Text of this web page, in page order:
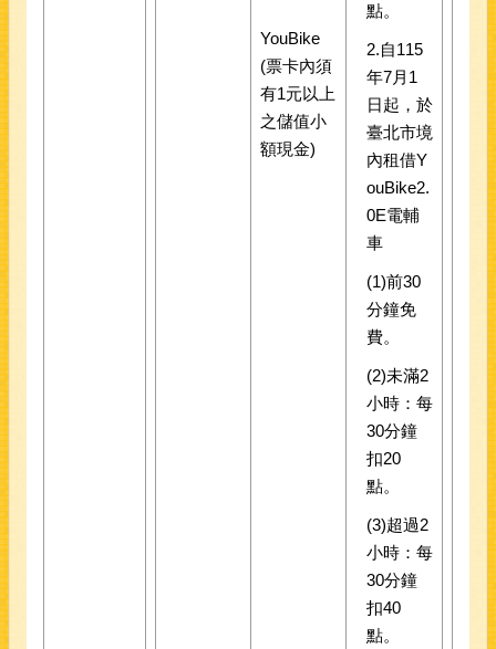
YouBike
(票卡內須
有1元以上
之儲值小
額現金)
點。
2.自115
年7月1
日起，於
臺北市境
內租借Y
ouBike2.
0E電輔
車
(1)前30
分鐘免
費。
(2)未滿2
小時：每
30分鐘
扣20
點。
(3)超過2
小時：每
30分鐘
扣40
點。